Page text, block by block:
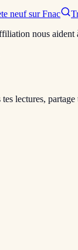
neuf sur Fnac
nous
lectures,